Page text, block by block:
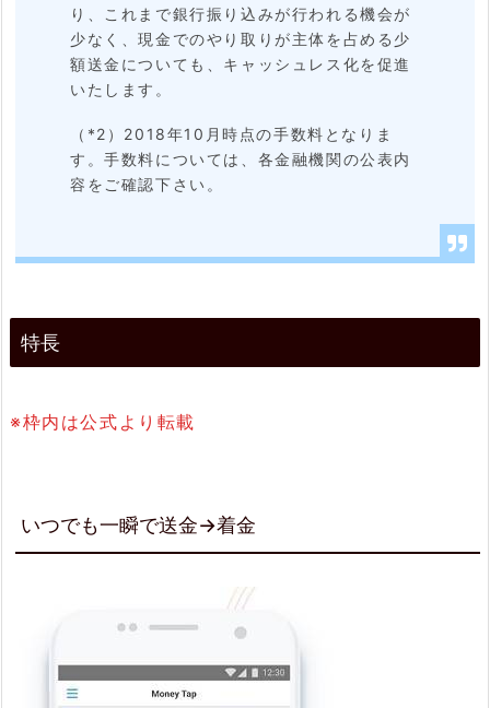
で
送
金
着
金
ス
ト・
ル
り、これまで銀行振り込みが行われる機会が
少なく、現金でのやり取りが主体を占める少
額送金についても、キャッシュレス化を促進
いたします。
（*2）2018年10月時点の手数料となりま
す。手数料については、各金融機関の公表内
容をご確認下さい。
特長
※枠内は公式より転載
いつでも一瞬で送金→着金